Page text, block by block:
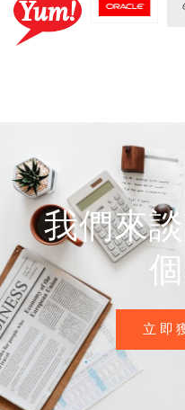
我們來
立即